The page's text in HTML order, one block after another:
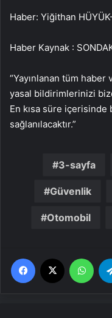
Haber: Yiğithan
Haber Kaynak :
“Yayınlanan tüm
yasal bildirimlerinizi
En kısa süre
sağlanılacaktır.”
3-sayfa
Güvenlik
Otomobil
Facebook